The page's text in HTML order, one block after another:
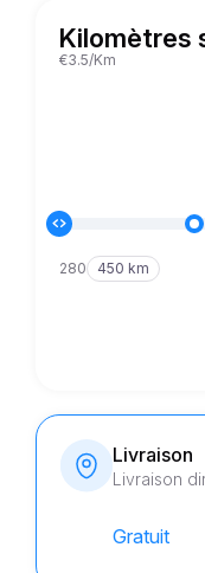
Kilomètres
€3.5/Km
280 450 km
Livraison
Livraison
Gratuit